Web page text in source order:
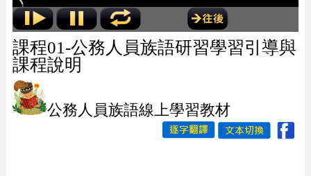
課程01-公務人員族語研習學習引導與
課程說明
公務人員族語線上學習教材